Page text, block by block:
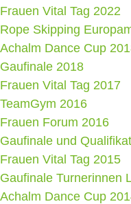
Frauen Vital Tag 2022
Rope Skipping
Achalm Dance Cup
Gaufinale 2018
Frauen Vital Tag 2017
TeamGym 2016
Frauen Forum 2016
Gaufinale und
Frauen Vital Tag 2015
Gaufinale Turnerinnen
Achalm Dance Cup